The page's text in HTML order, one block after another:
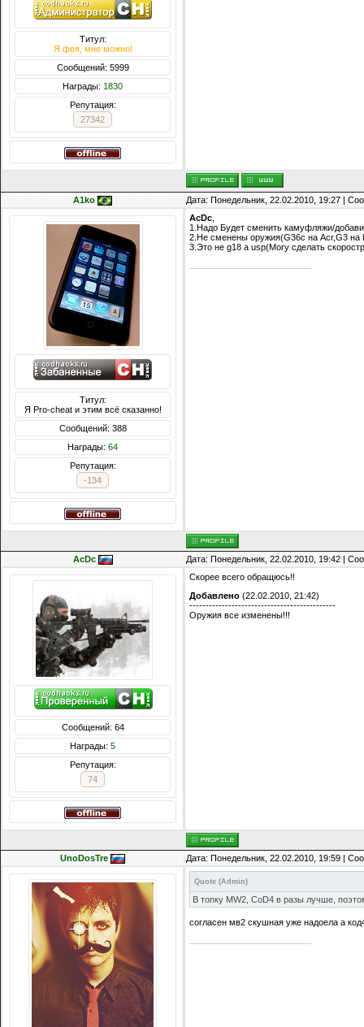
Титул:
Я фея, мне можно!
Сообщений: 5999
Награды: 1830
Репутация:
27342
A1ko Дата: Понедельник, 22.02.2010, 19:27 |
Титул:
Я Pro-cheat и этим всё сказанно!
Сообщений: 388
Награды: 64
Репутация:
-134
AcDc
1.Надо Будет сменить камуфляжи/
2.Не сменены оружия(G36c на Acr,G3 на
3.Это не g18 а usp(Могу сделать
AcDc Дата: Понедельник, 22.02.2010, 19:42 |
Сообщений: 64
Награды: 5
Репутация:
74
Скорее всего обращюсь!!
Добавлено (22.02.2010, 21:42)
---------------------------------------------
Оружия все изменены!!!
UnoDosTre Дата: Понедельник, 22.02.2010, 19:59 |
Quote (Admin)
В топку MW2, CoD4 в разы лучше,
согласен мв2 скушная уже надоела а